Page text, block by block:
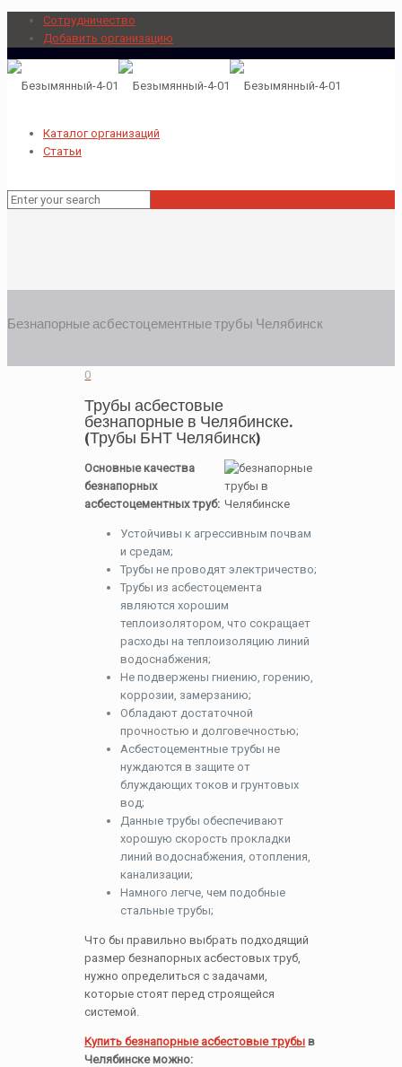
Сотрудничество
Добавить организацию
Каталог организаций
Статьи
Безнапорные асбестоцементные трубы Челябинск
0
Трубы асбестовые
безнапорные в Челябинске.
(Трубы БНТ Челябинск)
Основные качества
безнапорных
асбестоцементных труб:
Устойчивы к агрессивным почвам
и средам;
Трубы не проводят электричество;
Трубы из асбестоцемента
являются хорошим
теплоизолятором, что сокращает
расходы на теплоизоляцию линий
водоснабжения;
Не подвержены гниению, горению,
коррозии, замерзанию;
Обладают достаточной
прочностью и долговечностью;
Асбестоцементные трубы не
нуждаются в защите от
блуждающих токов и грунтовых
вод;
Данные трубы обеспечивают
хорошую скорость прокладки
линий водоснабжения, отопления,
канализации;
Намного легче, чем подобные
стальные трубы;
Что бы правильно выбрать подходящий
размер безнапорных асбестовых труб,
нужно определиться с задачами,
которые стоят перед строящейся
системой.
Купить безнапорные асбестовые трубы в
Челябинске можно: